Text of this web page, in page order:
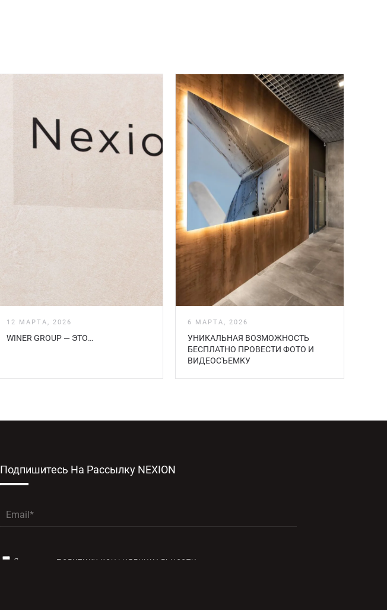
12 МАРТА, 2026
WINER GROUP — ЭТО…
6 МАРТА, 2026
УНИКАЛЬНАЯ ВОЗМОЖНОСТЬ
БЕСПЛАТНО ПРОВЕСТИ ФОТО И
ВИДЕОСЪЕМКУ
Подпишитесь На Рассылку NEXION
Я прочитал ПОЛИТИКУ КОНФИДЕНЦИАЛЬНОСТИ